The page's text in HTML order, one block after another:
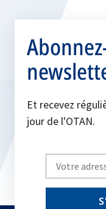
Et recevez
jour de l'OTAN.
Write
your
email